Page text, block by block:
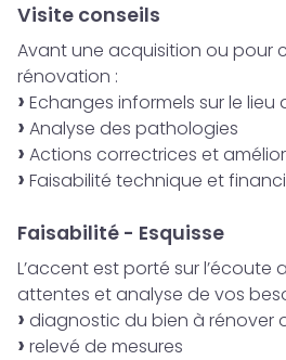
Visite conseils
Avant une acquisition ou pour
rénovation :
Echanges informels sur le
Analyse des pathologies
Actions correctrices et
Faisabilité technique et
Faisabilité - Esquisse
L’accent est porté sur l’écoute
attentes et analyse de vos
diagnostic du bien à rénover
relevé de mesures